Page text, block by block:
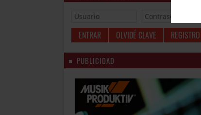
OLVIDÉ CLAVE REGISTRO
PUBLICIDAD